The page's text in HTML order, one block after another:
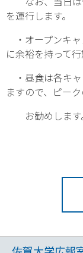
を運行します。
・オープンキ
に余裕を持って
・昼食は各キ
ますので、ピー
お勧めします